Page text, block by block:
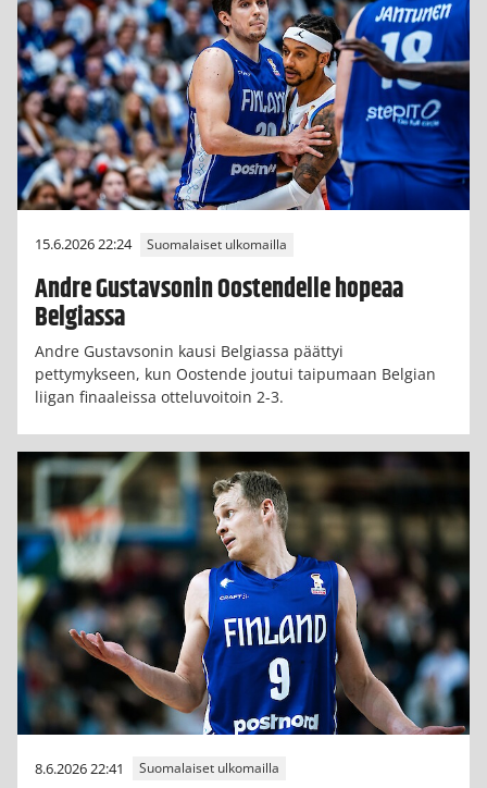
15.6.2026 22:24 Suomalaiset ulkomailla
Andre Gustavsonin Oostendelle hopeaa
Belgiassa
Andre Gustavsonin kausi Belgiassa päättyi
pettymykseen, kun Oostende joutui taipumaan Belgian
liigan finaaleissa otteluvoitoin 2-3.
8.6.2026 22:41 Suomalaiset ulkomailla